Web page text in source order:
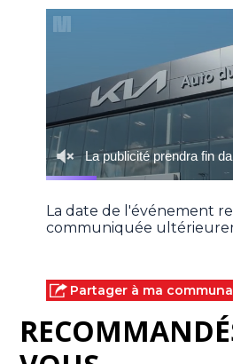
La date de l'événement
communiquée
Partager à ma